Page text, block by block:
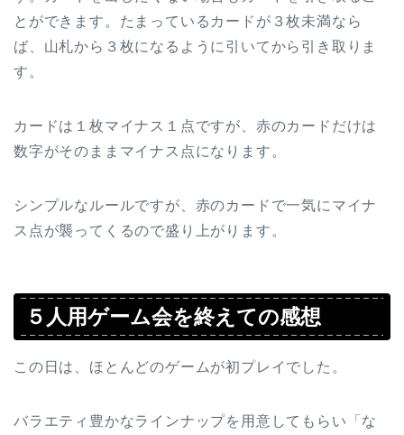
とができます。たまっているカードが３枚未満なら
ば、山札から３枚になるように引いてから引き取りま
す。
カードは１枚マイナス１点ですが、赤のカードだけは
数字がそのままマイナス点になります。
シンプルなルールですが、赤のカードで一気にマイナ
ス点が襲ってくるので盛り上がります。
５人用ゲーム会を終えての感想
この日は、ほとんどのゲームが初プレイでした。
バラエティ豊かなラインナップを用意してもらい「な